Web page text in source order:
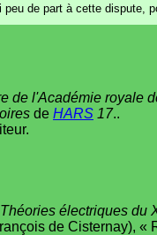
de part à cette dispute,
de l'Académie royale
de HARS 17..
Théories électriques du
de Cisternay), «